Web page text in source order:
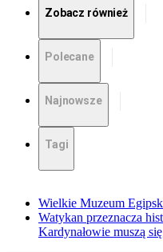
Zobacz również
Polecane
Najnowsze
Tagi
Wielkie Muzeum
Watykan przeznacza
Kardynałowie muszą